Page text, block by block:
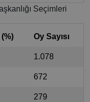
Seçimleri
(%) Oy Sayısı
1.078
672
279